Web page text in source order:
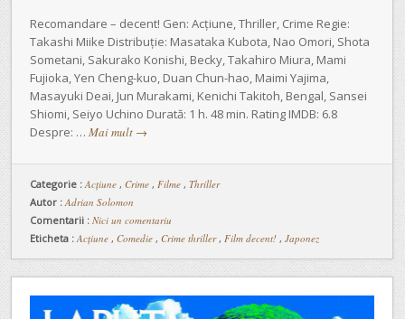
Recomandare – decent! Gen: Acțiune, Thriller, Crime Regie:
Takashi Miike Distribuție: Masataka Kubota, Nao Omori, Shota
Sometani, Sakurako Konishi, Becky, Takahiro Miura, Mami
Fujioka, Yen Cheng-kuo, Duan Chun-hao, Maimi Yajima,
Masayuki Deai, Jun Murakami, Kenichi Takitoh, Bengal, Sansei
Shiomi, Seiyo Uchino Durată: 1 h. 48 min. Rating IMDB: 6.8
Despre: … Mai mult →
Categorie : Acţiune , Crime , Filme , Thriller
Autor : Adrian Solomon
Comentarii : Nici un comentariu
Eticheta : Acțiune , Comedie , Crime thriller, Film decent! , Japonez